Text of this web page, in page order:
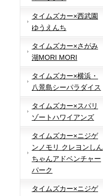
タイムズカー×西武園
ゆうえんち
タイムズカー×さがみ
湖MORI MORI
タイムズカー×横浜・
八景島シーパラダイス
タイムズカー×スパリ
ゾートハワイアンズ
タイムズカー×ニジゲ
ンノモリ クレヨンしん
ちゃんアドベンチャー
パーク
タイムズカー×ニジゲ